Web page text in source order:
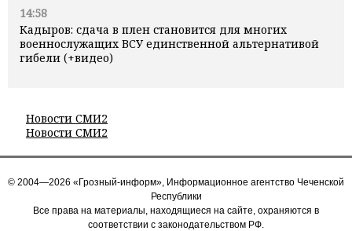
14:58
Кадыров: сдача в плен становится для многих
военнослужащих ВСУ единственной альтернативой
гибели (+видео)
Новости СМИ2
Новости СМИ2
© 2004—2026 «Грозный-информ», Информационное агентство Чеченской
Республики
Все права на материалы, находящиеся на сайте, охраняются в
соответствии с законодательством РФ.